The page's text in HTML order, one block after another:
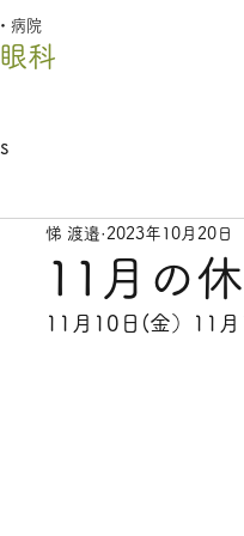
病院
科
11月の
悌 渡邉 2023年10月20日
11月10日(金）11